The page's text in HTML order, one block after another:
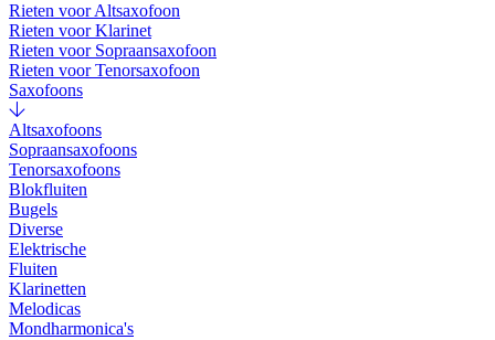
Rieten voor Altsaxofoon
Rieten voor Klarinet
Rieten voor Sopraansaxofoon
Rieten voor Tenorsaxofoon
Saxofoons
Altsaxofoons
Sopraansaxofoons
Tenorsaxofoons
Blokfluiten
Bugels
Diverse
Elektrische
Fluiten
Klarinetten
Melodicas
Mondharmonica's